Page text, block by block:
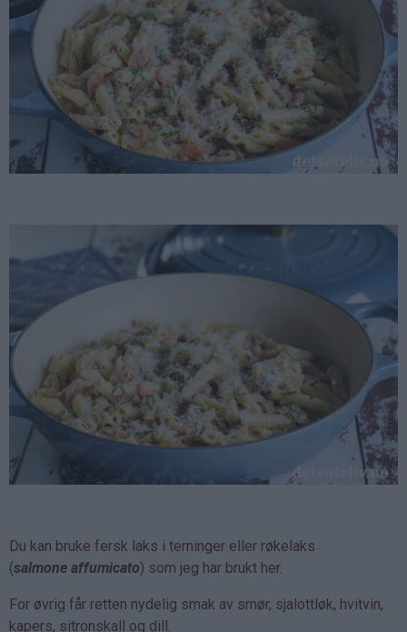
Du kan bruke fersk laks i terninger eller røkelaks
(salmone affumicato) som jeg har brukt her.
For øvrig får retten nydelig smak av smør, sjalottløk, hvitvin,
kapers, sitronskall og dill.